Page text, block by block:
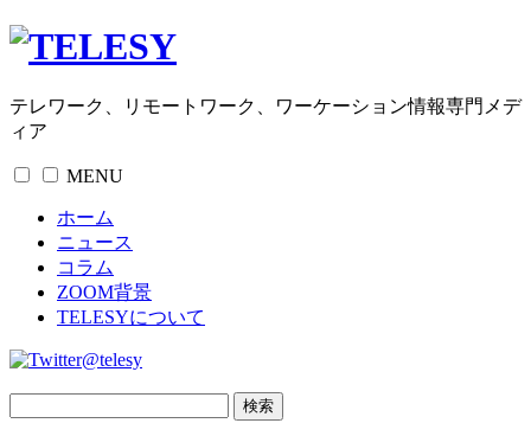
テレワーク、リモートワーク、ワーケーション情報専門メデ
ィア
MENU
ホーム
ニュース
コラム
ZOOM背景
TELESYについて
@telesy